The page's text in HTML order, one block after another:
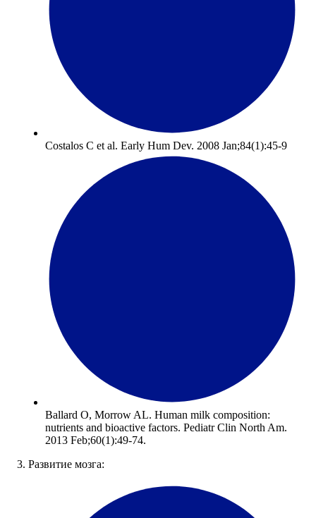
Costalos C et al. Early Hum Dev. 2008 Jan;84(1):45-9
Ballard O, Morrow AL. Human milk composition:
nutrients and bioactive factors. Pediatr Clin North Am.
2013 Feb;60(1):49-74.
3. Развитие мозга: